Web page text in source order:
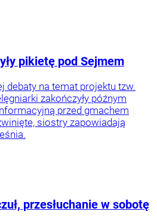
pikietę pod Sejmem
debaty na temat projektu tzw.
zakończyły późnym
przed gmachem
siostry zapowiadają
przesłuchanie w sobotę